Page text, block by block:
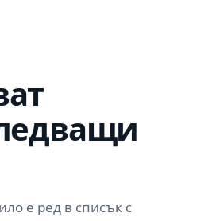
е ред в списък с